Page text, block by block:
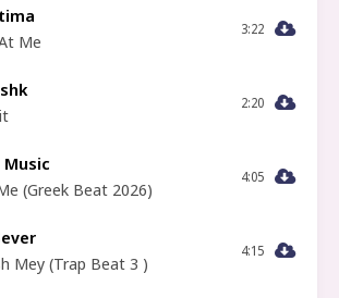
Me
3:22
2:20
Music
(Greek Beat 2026)
4:05
Mey (Trap Beat 3 )
4:15